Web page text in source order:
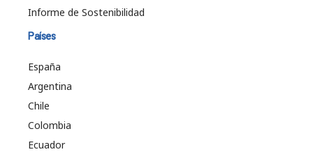
Informe de Sostenibilidad
Países
España
Argentina
Chile
Colombia
Ecuador